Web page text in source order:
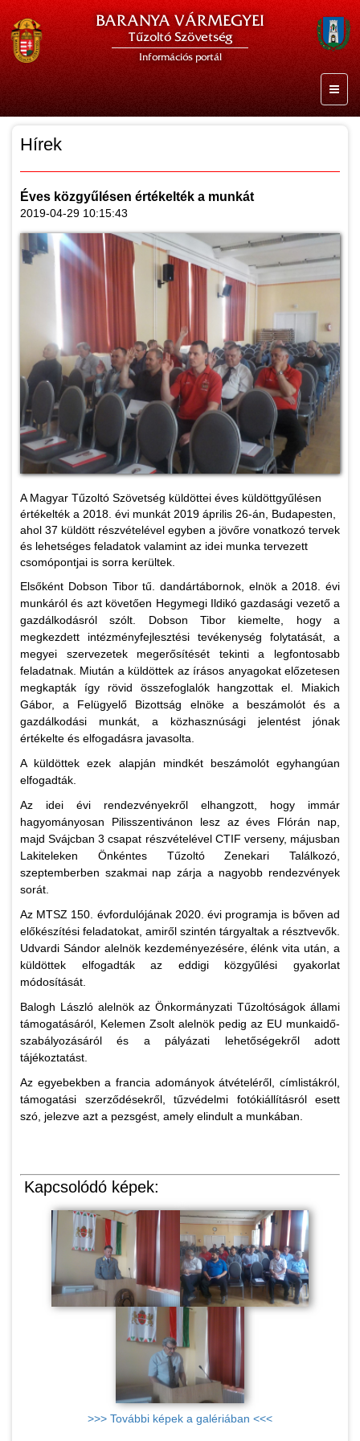
BARANYA VÁRMEGYEI
Tűzoltó Szövetség
Információs portál
Hírek
Éves közgyűlésen értékelték a munkát
2019-04-29 10:15:43
A Magyar Tűzoltó Szövetség küldöttei éves küldöttgyűlésen
értékelték a 2018. évi munkát 2019 április 26-án, Budapesten,
ahol 37 küldött részvételével egyben a jövőre vonatkozó tervek
és lehetséges feladatok valamint az idei munka tervezett
csomópontjai is sorra kerültek.
Elsőként Dobson Tibor tű. dandártábornok, elnök a 2018. évi
munkáról és azt követően Hegymegi Ildikó gazdasági vezető a
gazdálkodásról szólt. Dobson Tibor kiemelte, hogy a
megkezdett intézményfejlesztési tevékenység folytatását, a
megyei szervezetek megerősítését tekinti a legfontosabb
feladatnak. Miután a küldöttek az írásos anyagokat előzetesen
megkapták így rövid összefoglalók hangzottak el. Miakich
Gábor, a Felügyelő Bizottság elnöke a beszámolót és a
gazdálkodási munkát, a közhasznúsági jelentést jónak
értékelte és elfogadásra javasolta.
A küldöttek ezek alapján mindkét beszámolót egyhangúan
elfogadták.
Az idei évi rendezvényekről elhangzott, hogy immár
hagyományosan Pilisszentivánon lesz az éves Flórán nap,
majd Svájcban 3 csapat részvételével CTIF verseny, májusban
Lakiteleken Önkéntes Tűzoltó Zenekari Találkozó,
szeptemberben szakmai nap zárja a nagyobb rendezvények
sorát.
Az MTSZ 150. évfordulójának 2020. évi programja is bőven ad
előkészítési feladatokat, amiről szintén tárgyaltak a résztvevők.
Udvardi Sándor alelnök kezdeményezésére, élénk vita után, a
küldöttek elfogadták az eddigi közgyűlési gyakorlat
módosítását.
Balogh László alelnök az Önkormányzati Tűzoltóságok állami
támogatásáról, Kelemen Zsolt alelnök pedig az EU munkaidő-
szabályozásáról és a pályázati lehetőségekről adott
tájékoztatást.
Az egyebekben a francia adományok átvételéről, címlistákról,
támogatási szerződésekről, tűzvédelmi fotókiállításról esett
szó, jelezve azt a pezsgést, amely elindult a munkában.
Kapcsolódó képek:
>>> További képek a galériában <<<